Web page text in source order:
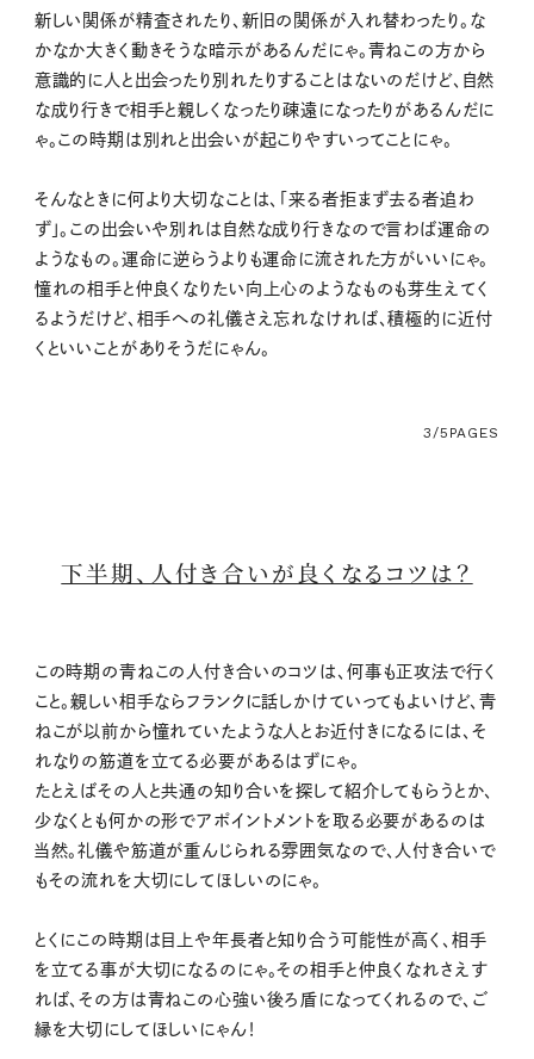
新しい関係が精査されたり、新旧の関係が入れ替わったり。な
かなか大きく動きそうな暗示があるんだにゃ。青ねこの方から
意識的に人と出会ったり別れたりすることはないのだけど、自然
な成り行きで相手と親しくなったり疎遠になったりがあるんだに
ゃ。この時期は別れと出会いが起こりやすいってことにゃ。
そんなときに何より大切なことは、「来る者拒まず去る者追わ
ず」。この出会いや別れは自然な成り行きなので言わば運命の
ようなもの。運命に逆らうよりも運命に流された方がいいにゃ。
憧れの相手と仲良くなりたい向上心のようなものも芽生えてく
るようだけど、相手への礼儀さえ忘れなければ、積極的に近付
くといいことがありそうだにゃん。
3/5 PAGES
下半期、人付き合いが良くなるコツは？
この時期の青ねこの人付き合いのコツは、何事も正攻法で行く
こと。親しい相手ならフランクに話しかけていってもよいけど、青
ねこが以前から憧れていたような人とお近付きになるには、そ
れなりの筋道を立てる必要があるはずにゃ。
たとえばその人と共通の知り合いを探して紹介してもらうとか、
少なくとも何かの形でアポイントメントを取る必要があるのは
当然。礼儀や筋道が重んじられる雰囲気なので、人付き合いで
もその流れを大切にしてほしいのにゃ。
とくにこの時期は目上や年長者と知り合う可能性が高く、相手
を立てる事が大切になるのにゃ。その相手と仲良くなれさえす
れば、その方は青ねこの心強い後ろ盾になってくれるので、ご
縁を大切にしてほしいにゃん！